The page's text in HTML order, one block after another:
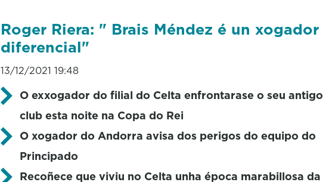
Roger Riera: " Brais Méndez é un xogador
diferencial"
13/12/2021 19:48
O exxogador do filial do Celta enfrontarase o seu antigo
club esta noite na Copa do Rei
O xogador do Andorra avisa dos perigos do equipo do
Principado
Recoñece que viviu no Celta unha época marabillosa da